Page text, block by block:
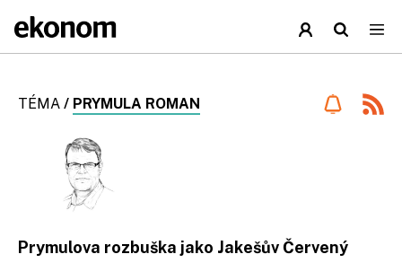
TÉMA / PRYMULA ROMAN
Prymulova rozbuška jako Jakešův Červený